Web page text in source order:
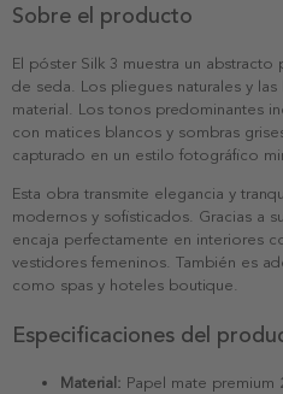
Sobre el producto
El póster Silk 3 muestra un
de seda. Los pliegues naturales y
material. Los tonos predominantes
con matices blancos y sombras
capturado en un estilo fotográfico
Esta obra transmite elegancia y
modernos y sofisticados. Gracias a
encaja perfectamente en interiores
vestidores femeninos. También es
como spas y hoteles boutique.
Especificaciones del
Material: Papel mate premium